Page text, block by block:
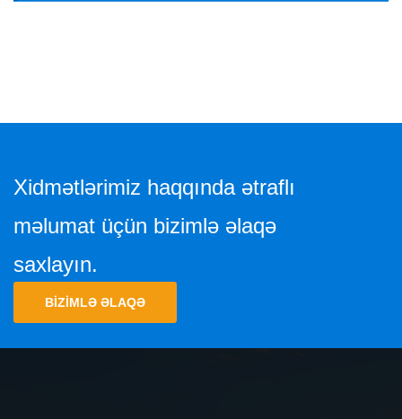
Xidmətlərimiz haqqında ətraflı
məlumat üçün bizimlə əlaqə
saxlayın.
BIZIMLƏ ƏLAQƏ